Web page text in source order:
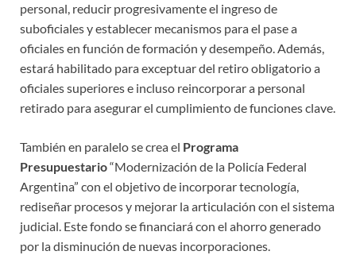
personal, reducir progresivamente el ingreso de
suboficiales y establecer mecanismos para el pase a
oficiales en función de formación y desempeño. Además,
estará habilitado para exceptuar del retiro obligatorio a
oficiales superiores e incluso reincorporar a personal
retirado para asegurar el cumplimiento de funciones clave.
También en paralelo se crea el Programa
Presupuestario“Modernización de la Policía Federal
Argentina” con el objetivo de incorporar tecnología,
rediseñar procesos y mejorar la articulación con el sistema
judicial. Este fondo se financiará con el ahorro generado
por la disminución de nuevas incorporaciones.